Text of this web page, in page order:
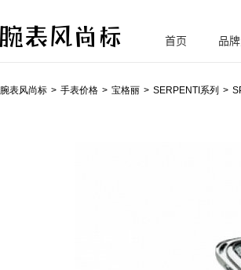
首页 品
腕表风尚标 手表价格 宝格丽 SERPENTI系列